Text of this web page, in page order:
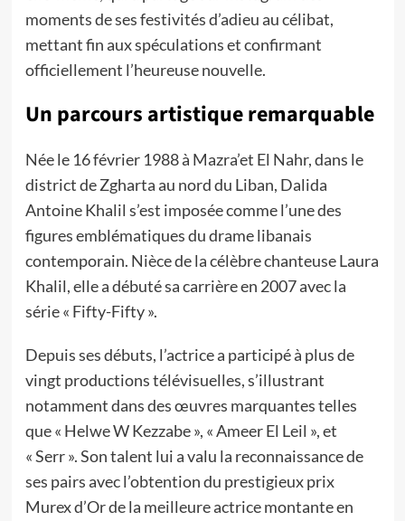
moments de ses festivités d’adieu au célibat,
mettant fin aux spéculations et confirmant
officiellement l’heureuse nouvelle.
Un parcours artistique remarquable
Née le 16 février 1988 à Mazra’et El Nahr, dans le
district de Zgharta au nord du Liban, Dalida
Antoine Khalil s’est imposée comme l’une des
figures emblématiques du drame libanais
contemporain. Nièce de la célèbre chanteuse Laura
Khalil, elle a débuté sa carrière en 2007 avec la
série « Fifty-Fifty ».
Depuis ses débuts, l’actrice a participé à plus de
vingt productions télévisuelles, s’illustrant
notamment dans des œuvres marquantes telles
que « Helwe W Kezzabe », « Ameer El Leil », et
« Serr ». Son talent lui a valu la reconnaissance de
ses pairs avec l’obtention du prestigieux prix
Murex d’Or de la meilleure actrice montante en